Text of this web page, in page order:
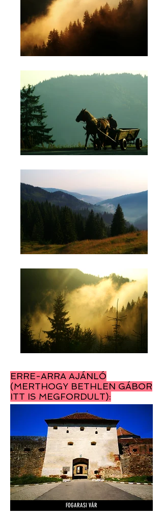
ERRE-ARRA AJÁNLÓ
(MERTHOGY BETHLEN GÁBOR
ITT IS MEGFORDULT):
FOGARASI VÁR